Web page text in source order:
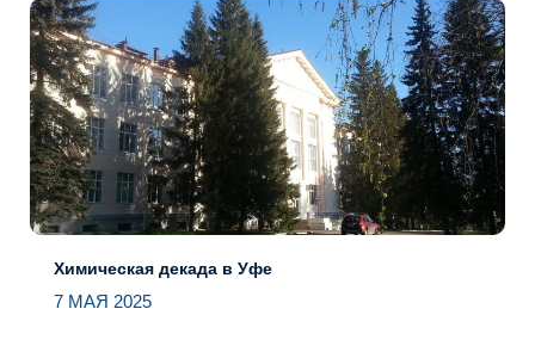
Химическая декада в Уфе
7 МАЯ 2025